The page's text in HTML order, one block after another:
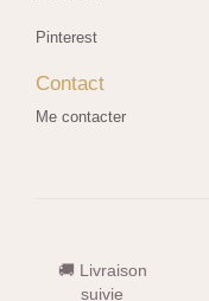
Pinterest
Contact
Me contacter
🚚 Livraison
suivie